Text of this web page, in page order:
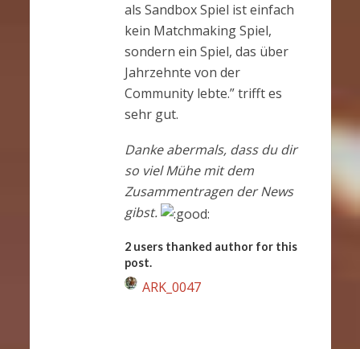
als Sandbox Spiel ist einfach
kein Matchmaking Spiel,
sondern ein Spiel, das über
Jahrzehnte von der
Community lebte.” trifft es
sehr gut.
Danke abermals, dass du dir
so viel Mühe mit dem
Zusammentragen der News
gibst.
2 users thanked author for this
post.
ARK_0047